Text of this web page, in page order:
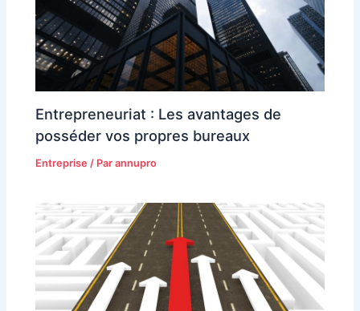
Entrepreneuriat : Les avantages de
posséder vos propres bureaux
Entreprise / Parannupro